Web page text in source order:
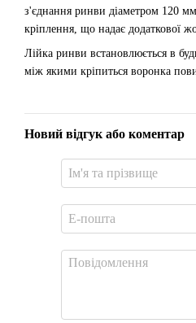
з'єднання ринви діаметром 120 мм
кріплення, що надає додаткової
Лійка ринви встановлюється в
між якими кріпиться воронка
Новий відгук або коментар